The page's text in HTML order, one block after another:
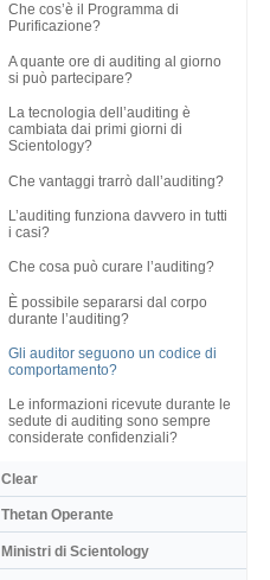
Che cos’è il Programma di
Purificazione?
A quante ore di auditing al giorno
si può partecipare?
La tecnologia dell’auditing è
cambiata dai primi giorni di
Scientology?
Che vantaggi trarrò dall’auditing?
L’auditing funziona davvero in tutti
i casi?
Che cosa può curare l’auditing?
È possibile separarsi dal corpo
durante l’auditing?
Gli auditor seguono un codice di
comportamento?
Le informazioni ricevute durante le
sedute di auditing sono sempre
considerate confidenziali?
Clear
Thetan Operante
Ministri di Scientology